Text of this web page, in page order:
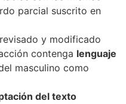
parcial suscrito en
y modificado
contenga lenguaje
masculino como
del texto